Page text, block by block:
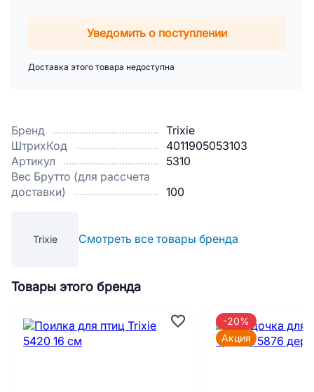
Бренд
Trixie
ШтрихКод
4011905053103
Артикул
5310
Вес Брутто (для рассчета
доставки)
100
Trixie Смотреть все товары бренда
Уведомить о поступлении
Доставка этого товара недоступна
Товары этого бренда
-20%
Акция